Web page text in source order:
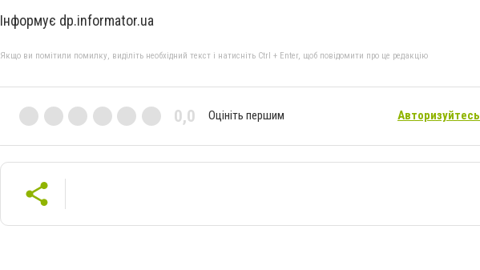
Інформує dp.informator.ua
Якщо ви помітили помилку, виділіть необхідний текст і натисніть Ctrl + Enter, щоб повідомити про це редакцію
0,0 Оцініть першим Авторизуйтесь